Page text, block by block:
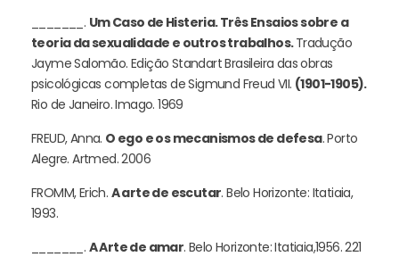
_______. Um Caso de Histeria. Três Ensaios sobre a
teoria da sexualidade e outros trabalhos.Tradução
Jayme Salomão. Edição Standart Brasileira das obras
psicológicas completas de Sigmund Freud VII. (1901-1905).
Rio de Janeiro. Imago. 1969
FREUD, Anna. O ego e os mecanismos de defesa. Porto
Alegre. Artmed. 2006
FROMM, Erich. A arte de escutar. Belo Horizonte: Itatiaia,
1993.
_______. A Arte de amar. Belo Horizonte: Itatiaia,1956. 221